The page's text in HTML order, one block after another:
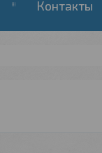
Контакты